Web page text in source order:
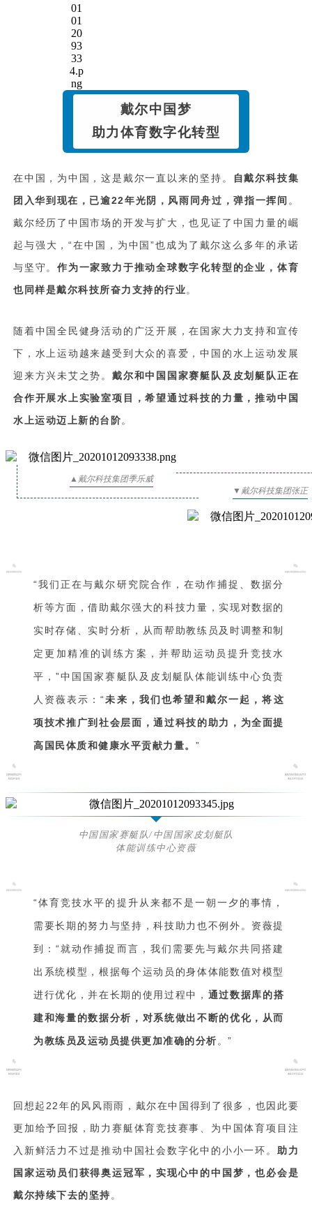
戴尔中国梦
助力体育数字化转型
在中国，为中国，这是戴尔一直以来的坚持。
自戴尔科技集
团入华到现在，已逾22年光阴，风雨同舟过，弹指一挥间 。
戴尔经历了中国市场的开发与扩大，也见证了中国力量的崛
起与强大，“在中国，为中国”也成为了戴尔这么多年的承诺
与坚守。作为一家致力于推动全球数字化转型的企业，体育
也同样是戴尔科技所奋力支持的行业。
随着中国全民健身活动的广泛开展，在国家大力支持和宣传
下，水上运动越来越受到大众的喜爱，中国的水上运动发展
迎来方兴未艾之势。戴尔和中国国家赛艇队及皮划艇队正在
合作开展水上实验室项目，希望通过科技的力量，推动中国
水上运动迈上新的台阶。
▲戴尔科技集团季乐威
▼戴尔科技集团张正
“我们正在与戴尔研究院合作，在动作捕捉、数据分
析等方面，借助戴尔强大的科技力量，实现对数据的
实时存储、实时分析，从而帮助教练员及时调整和制
定更加精准的训练方案，并帮助运动员提升竞技水
平，”中国国家赛艇队及皮划艇队体能训练中心负责
人资薇表示：“未来，我们也希望和戴尔一起，将这
项技术推广到社会层面，通过科技的助力，为全面提
高国民体质和健康水平贡献力量。 ”
中国国家赛艇队/中国国家皮划艇队
体能训练中心资薇
“体育竞技水平的提升从来都不是一朝一夕的事情，
需要长期的努力与坚持，科技助力也不例外。资薇提
到：“就动作捕捉而言，我们需要先与戴尔共同搭建
出系统模型，根据每个运动员的身体体能数值对模型
进行优化，并在长期的使用过程中， 通过数据库的搭
建和海量的数据分析，对系统做出不断的优化，从而
为教练员及运动员提供更加准确的分析。”
回想起22年的风风雨雨，戴尔在中国得到了很多，也因此要
更加给予回报，助力赛艇体育竞技赛事、为中国体育项目注
入新鲜活力不过是推动中国社会数字化中的小小一环。 助力
国家运动员们获得奥运冠军，实现心中的中国梦，也必会是
戴尔持续下去的坚持。